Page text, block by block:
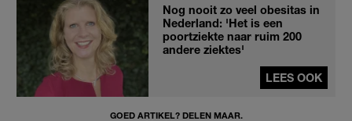
Nog nooit zo veel obesitas in
Nederland: 'Het is een
poortziekte naar ruim 200
andere ziektes'
LEES OOK
GOED ARTIKEL? DELEN MAAR.